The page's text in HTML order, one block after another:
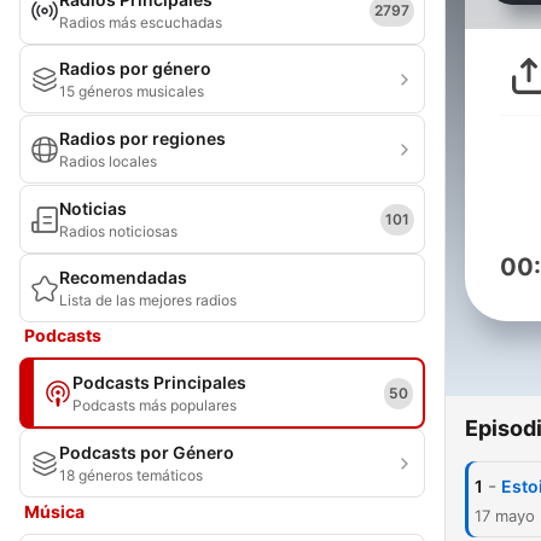
Radios más escuchadas
2797
Radios por género
15 géneros musicales
Radios por regiones
Radios locales
Noticias
Radios noticiosas
101
Recomendadas
Lista de las mejores radios
Podcasts
Podcasts Principales
Podcasts más populares
50
Podcasts por Género
18 géneros temáticos
Música
1 -
17 mayo